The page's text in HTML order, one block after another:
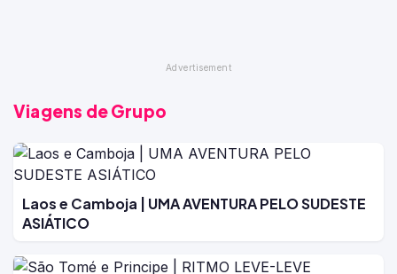
Viagens de Grupo
Laos e Camboja | UMA AVENTURA PELO SUDESTE
ASIÁTICO